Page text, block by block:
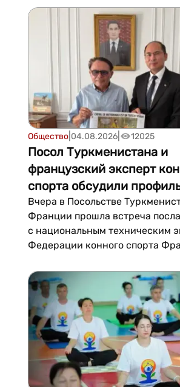
Согласно требованиям,
быть в возрасте от 25 до 40 лет,
минимум среднее
физически и умственно
Общество| 04.08.2026| 12025
Посол Туркменистана и
французский эксперт
спорта обсудили
сотрудничество
Вчера в Посольстве
Франции прошла встреча
с национальным техническим
Федерации конного спорта
Туркменистана.Стороны